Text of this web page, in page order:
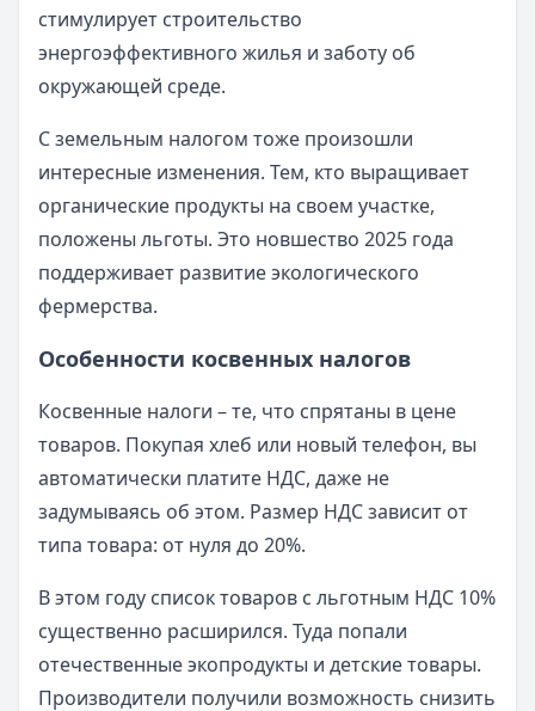
стимулирует строительство
энергоэффективного жилья и заботу об
окружающей среде.
С земельным налогом тоже произошли
интересные изменения. Тем, кто выращивает
органические продукты на своем участке,
положены льготы. Это новшество 2025 года
поддерживает развитие экологического
фермерства.
Особенности косвенных налогов
Косвенные налоги – те, что спрятаны в цене
товаров. Покупая хлеб или новый телефон, вы
автоматически платите НДС, даже не
задумываясь об этом. Размер НДС зависит от
типа товара: от нуля до 20%.
В этом году список товаров с льготным НДС 10%
существенно расширился. Туда попали
отечественные экопродукты и детские товары.
Производители получили возможность снизить